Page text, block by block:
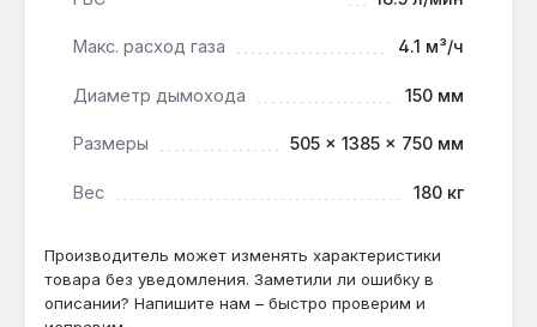
Макс. расход газа 4.1 м³/ч
Диаметр дымохода 150 мм
Размеры 505 × 1385 × 750 мм
Вес 180 кг
Производитель может изменять характеристики
товара без уведомления. Заметили ли ошибку в
описании? Напишите нам – быстро проверим и